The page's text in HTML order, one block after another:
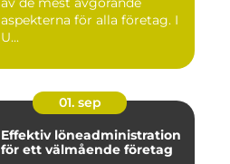
aspekterna för alla företag. I
U...
01. sep
Effektiv löneadministration
för ett välmående företag